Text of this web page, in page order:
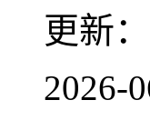
更新：
2026-